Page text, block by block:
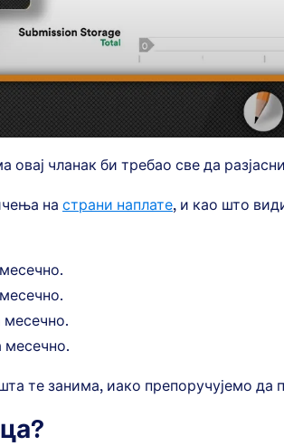
чланак би требао све да
на страни наплате, и као што
месечно.
месечно.
те занима, иако препоручујемо да